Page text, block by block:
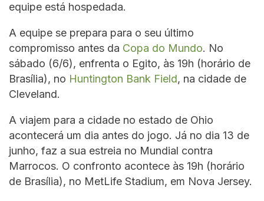
equipe está hospedada.
A equipe se prepara para o seu último
compromisso antes da Copa do Mundo. No
sábado (6/6), enfrenta o Egito, às 19h (horário de
Brasília), no Huntington Bank Field, na cidade de
Cleveland.
A viajem para a cidade no estado de Ohio
acontecerá um dia antes do jogo. Já no dia 13 de
junho, faz a sua estreia no Mundial contra
Marrocos. O confronto acontece às 19h (horário
de Brasília), no MetLife Stadium, em Nova Jersey.